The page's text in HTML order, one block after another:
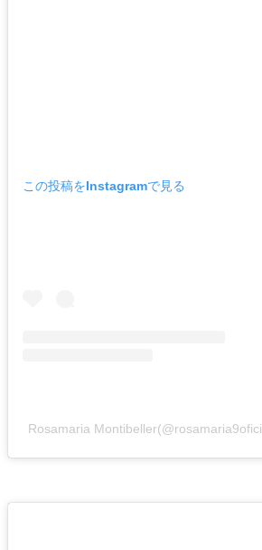
この投稿をInstagramで見る
Rosamaria